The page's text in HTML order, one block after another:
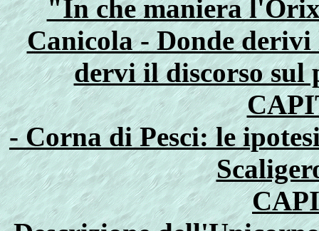
"In che maniera
Canicola - Donde
dervi il discorso
- Corna di Pesci: le